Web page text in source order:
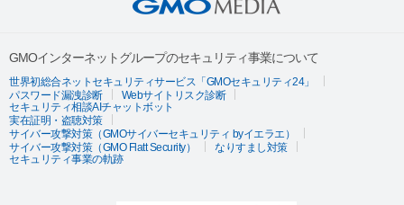
GMOインターネットグループのセキュリティ事業について
世界初総合ネットセキュリティサービス「GMOセキュリティ24」
パスワード漏洩診断
Webサイトリスク診断
セキュリティ相談AIチャットボット
実在証明・盗聴対策
サイバー攻撃対策（GMOサイバーセキュリティ byイエラエ）
サイバー攻撃対策（GMO Flatt Security）
なりすまし対策
セキュリティ事業の軌跡